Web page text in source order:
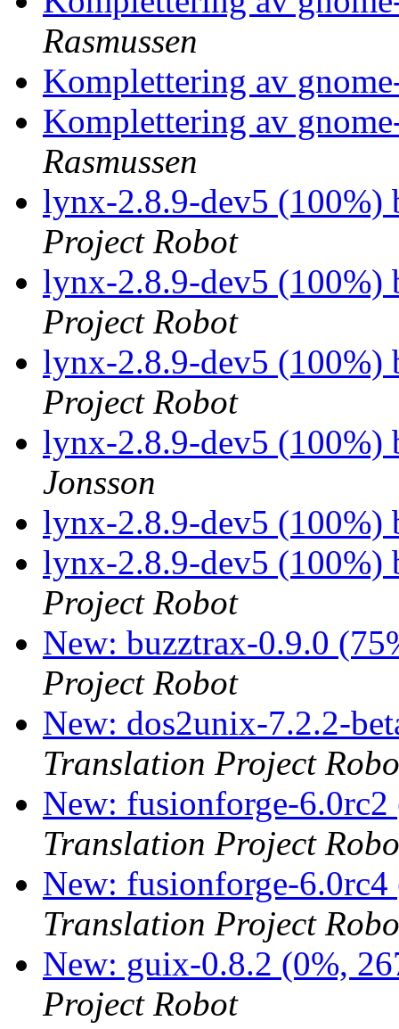
Rasmussen
Komplettering av
Komplettering av
Rasmussen
lynx-2.8.9-dev5
Project Robot
lynx-2.8.9-dev5
Project Robot
lynx-2.8.9-dev5
Project Robot
lynx-2.8.9-dev5
Jonsson
lynx-2.8.9-dev5
lynx-2.8.9-dev5
Project Robot
New: buzztrax-0.9.0
Project Robot
New: dos2unix-7.2.2-
Translation Project
New: fusionforge-
Translation Project
New: fusionforge-
Translation Project
New: guix-0.8.2 (0%,
Project Robot